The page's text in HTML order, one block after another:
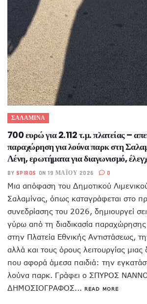
ΣΑΛΑΜΙΝΑ
700 ευρώ για 2.112 τ.μ. πλατείας –
παραχώρηση για λούνα παρκ στη
Λένη, ερωτήματα για διαγωνισμό,
BY SPIROS ON 19 ΜΑΪ́ΟΥ 2026 0
Μια απόφαση του Δημοτικού
Σαλαμίνας, όπως καταγράφεται στο
συνεδρίασης του 2026, δημιουργεί
γύρω από τη διαδικασία
στην Πλατεία Εθνικής Αντιστάσεως,
αλλά και τους όρους λειτουργίας μιας
που αφορά άμεσα παιδιά: την
λούνα παρκ. Γράφει ο ΣΠΥΡΟΣ
ΔΗΜΟΣΙΟΓΡΑΦΟΣ... READ MORE